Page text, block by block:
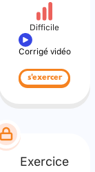
Difficile
Corrigé vidéo
s'exercer
Exercice